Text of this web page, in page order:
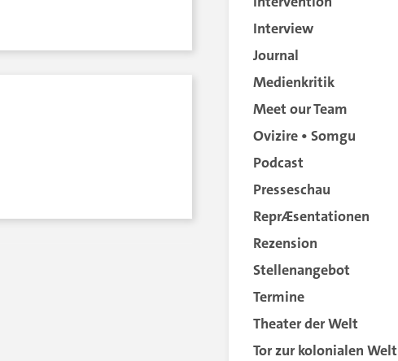
Interview
Journal
Medienkritik
Meet our Team
Ovizire • Somgu
Podcast
Presseschau
ReprÆsentationen
Rezension
Stellenangebot
Termine
Theater der Welt
Tor zur kolonialen Welt